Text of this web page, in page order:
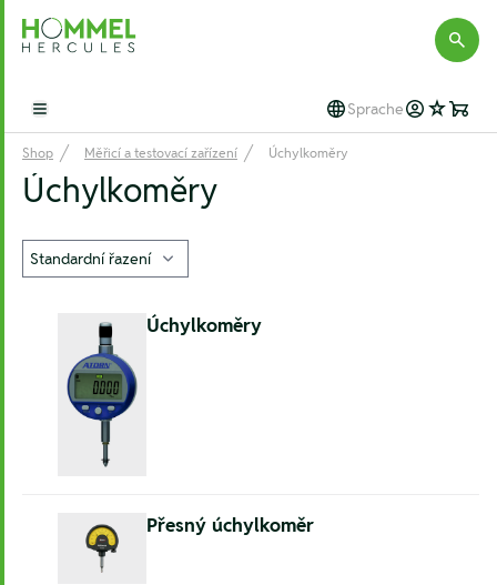
Hommel Hercules
Open main menu Sprache
Shop Měřicí a testovací zařízení Úchylkoměry
Úchylkoměry
Úchylkoměry
Přesný úchylkoměr